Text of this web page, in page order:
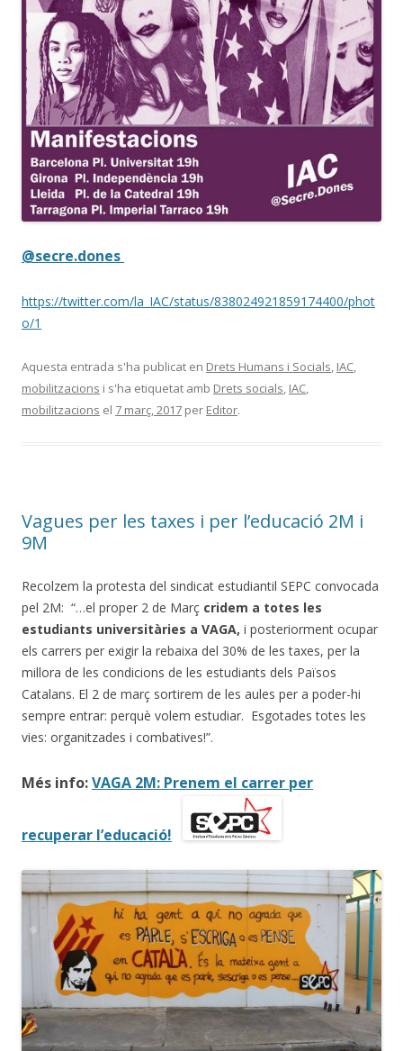
@secre.dones
https://twitter.com/la_IAC/status/838024921859174400/phot
o/1
Aquesta entrada s'ha publicat en Drets Humans i Socials, IAC,
mobilitzacions i s'ha etiquetat amb Drets socials, IAC,
mobilitzacions el 7 març, 2017 per Editor.
Vagues per les taxes i per l’educació 2M i
9M
Recolzem la protesta del sindicat estudiantil SEPC convocada
pel 2M: “…el proper 2 de Març cridem a totes les
estudiants universitàries a VAGA, i posteriorment ocupar
els carrers per exigir la rebaixa del 30% de les taxes, per la
millora de les condicions de les estudiants dels Països
Catalans. El 2 de març sortirem de les aules per a poder-hi
sempre entrar: perquè volem estudiar. Esgotades totes les
vies: organitzades i combatives!”.
Més info:VAGA 2M: Prenem el carrer per
recuperar l’educació!